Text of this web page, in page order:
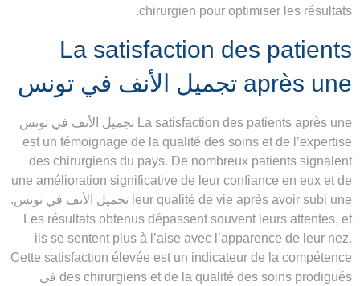
chirurgien pour optimiser les résultats.
La satisfaction des patients
après une تجميل الأنف في تونس
La satisfaction des patients après une تجميل الأنف في تونس
est un témoignage de la qualité des soins et de l’expertise
des chirurgiens du pays. De nombreux patients signalent
une amélioration significative de leur confiance en eux et de
leur qualité de vie après avoir subi une تجميل الأنف في تونس.
Les résultats obtenus dépassent souvent leurs attentes, et
ils se sentent plus à l’aise avec l’apparence de leur nez.
Cette satisfaction élevée est un indicateur de la compétence
des chirurgiens et de la qualité des soins prodigués في